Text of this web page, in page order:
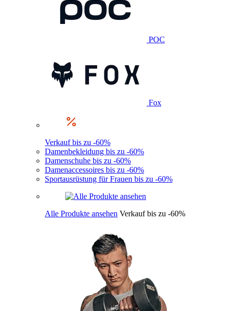
POC
Fox
Verkauf bis zu -60%
Damenbekleidung bis zu -60%
Damenschuhe bis zu -60%
Damenaccessoires bis zu -60%
Sportausrüstung für Frauen bis zu -60%
Alle Produkte ansehen Verkauf bis zu -60%